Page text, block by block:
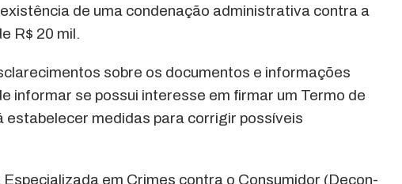
de uma condenação administrativa contra a
R$ 20 mil.
sobre os documentos e informações
informar se possui interesse em firmar um Termo de
medidas para corrigir possíveis
em Crimes contra o Consumidor (Decon-